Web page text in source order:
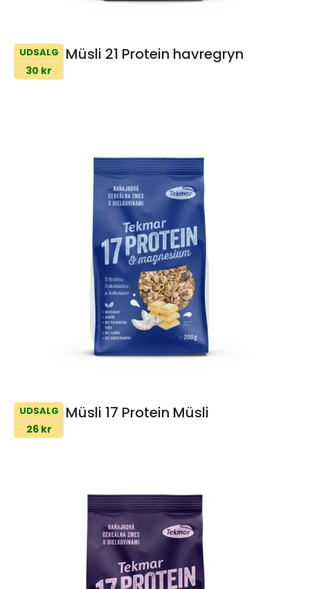
UDSALG
30 kr
Müsli 21 Protein havregryn
UDSALG
26 kr
Müsli 17 Protein Müsli